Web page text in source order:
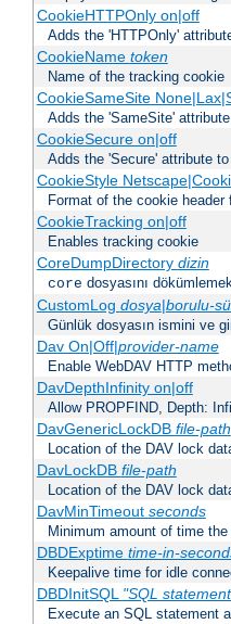
CookieHTTPOnly on|off
Adds the 'HTTPOnly'
CookieName token
Name of the tracking cookie
CookieSameSite
Adds the 'SameSite'
CookieSecure on|off
Adds the 'Secure' attribute
CookieStyle
Format of the cookie header
CookieTracking on|off
Enables tracking cookie
CoreDumpDirectory dizin
core dosyasını
CustomLog dosya|borulu-
Günlük dosyasın ismini ve
Dav On|Off|provider-name
Enable WebDAV HTTP
DavDepthInfinity on|off
Allow PROPFIND, Depth:
DavGenericLockDB file-path
Location of the DAV lock
DavLockDB file-path
Location of the DAV lock
DavMinTimeout seconds
Minimum amount of time
DBDExptime time-in-
Keepalive time for idle
DBDInitSQL "SQL
Execute an SQL statement